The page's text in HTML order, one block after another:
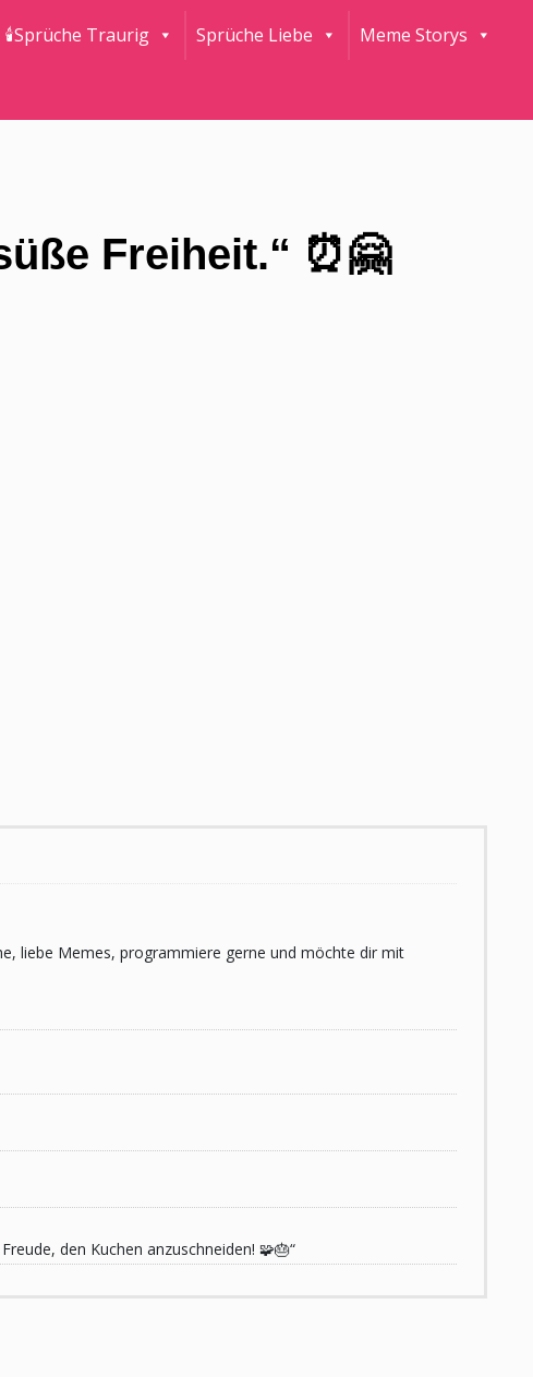
🕯Sprüche Traurig Sprüche Liebe Meme Storys
Freiheit.“ ⏰🤗
liebe Memes, programmiere gerne und möchte dir mit
den Kuchen anzuschneiden! 🧩🎂“